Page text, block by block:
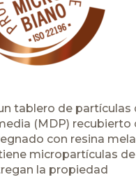
tablero de partículas
(MDP) recubierto
con resina
micropartículas
la propiedad